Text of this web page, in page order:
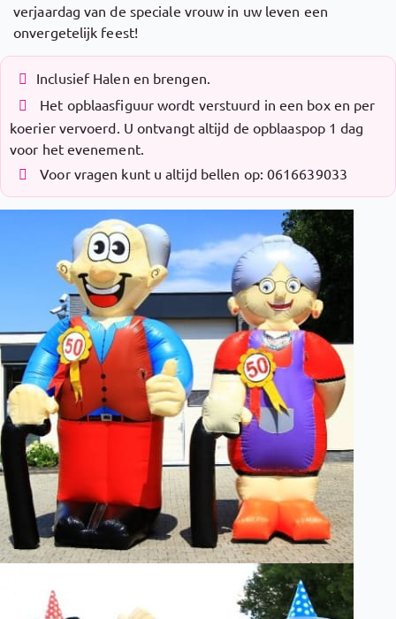
verjaardag van de speciale vrouw in uw leven een
onvergetelijk feest!
Inclusief Halen en brengen.
Het opblaasfiguur wordt verstuurd in een box en per
koerier vervoerd. U ontvangt altijd de opblaaspop 1 dag
voor het evenement.
Voor vragen kunt u altijd bellen op: 0616639033